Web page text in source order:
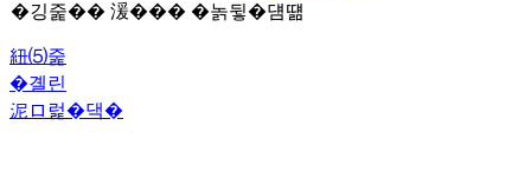
�깅줉�� 湲��� �놁뒿�덈떎
紐⑸줉
�곌린
泥ロ럹�댁�